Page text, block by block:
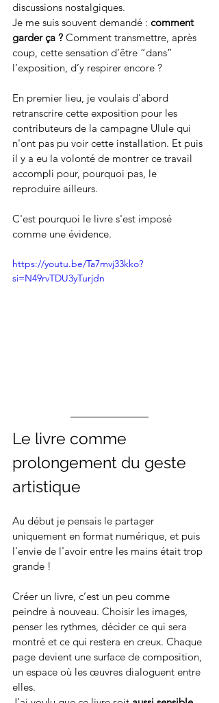
discussions nostalgiques.
Je me suis souvent demandé : comment
garder ça ? Comment transmettre, après
coup, cette sensation d’être “dans”
l’exposition, d’y respirer encore ?
En premier lieu, je voulais d'abord
retranscrire cette exposition pour les
contributeurs de la campagne Ulule qui
n'ont pas pu voir cette installation. Et puis
il y a eu la volonté de montrer ce travail
accompli pour, pourquoi pas, le
reproduire ailleurs.
C'est pourquoi le livre s'est imposé
comme une évidence.
https://youtu.be/Ta7mvj33kko?
si=N49rvTDU3yTurjdn
Le livre comme
prolongement du geste
artistique
Au début je pensais le partager
uniquement en format numérique, et puis
l'envie de l'avoir entre les mains était trop
grande !
Créer un livre, c’est un peu comme
peindre à nouveau. Choisir les images,
penser les rythmes, décider ce qui sera
montré et ce qui restera en creux. Chaque
page devient une surface de composition,
un espace où les œuvres dialoguent entre
elles.